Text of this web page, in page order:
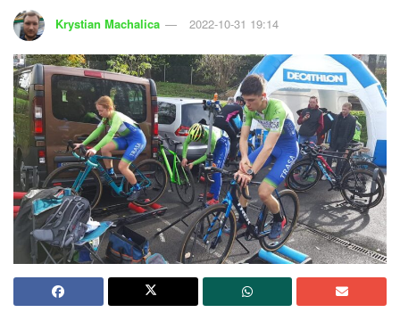
Krystian Machalica 2022-10-31 19:14